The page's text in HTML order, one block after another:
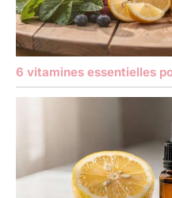
6 vitamines essentielles